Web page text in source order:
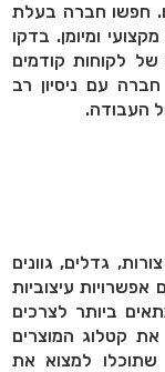
חפשו חברה בעלת
ומיומן. בדקו
לקוחות קודמים
עם ניסיון רב
העבודה.
גדלים, גוונים
עיצוביות
ביותר לצרכים
קטלוג המוצרים
למצוא את